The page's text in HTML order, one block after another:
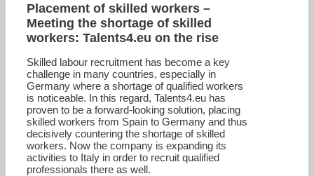
Placement of skilled workers –
Meeting the shortage of skilled
workers: Talents4.eu on the rise
Skilled labour recruitment has become a key
challenge in many countries, especially in
Germany where a shortage of qualified workers
is noticeable. In this regard, Talents4.eu has
proven to be a forward-looking solution, placing
skilled workers from Spain to Germany and thus
decisively countering the shortage of skilled
workers. Now the company is expanding its
activities to Italy in order to recruit qualified
professionals there as well.